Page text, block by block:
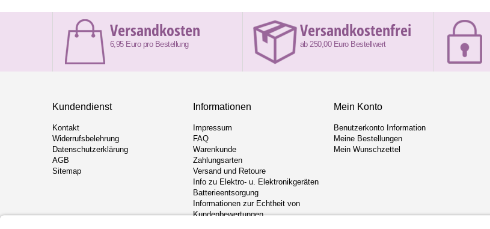
Versandkosten
6,95 Euro pro Bestellung
Versandkostenfrei
ab 250,00 Euro Bestellwert
Kundendienst
Kontakt
Widerrufsbelehrung
Datenschutzerklärung
AGB
Sitemap
Informationen
Impressum
FAQ
Warenkunde
Zahlungsarten
Versand und Retoure
Info zu Elektro- u. Elektronikgeräten
Batterieentsorgung
Informationen zur Echtheit von
Kundenbewertungen
Mein Konto
Benutzerkonto Information
Meine Bestellungen
Mein Wunschzettel